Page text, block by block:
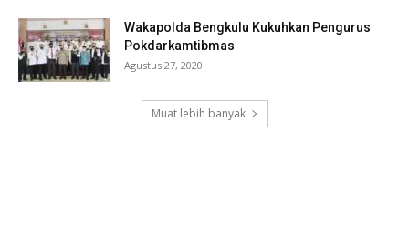
Wakapolda Bengkulu Kukuhkan Pengurus
Pokdarkamtibmas
Agustus 27, 2020
Muat lebih banyak